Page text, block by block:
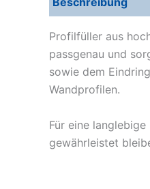
Profilfüller aus
passgenau und
sowie dem
Wandprofilen.
Für eine
gewährleistet